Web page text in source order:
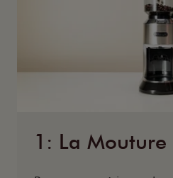
1: La Mouture